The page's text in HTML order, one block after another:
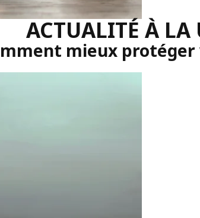
ACTUALITÉ À LA
mieux